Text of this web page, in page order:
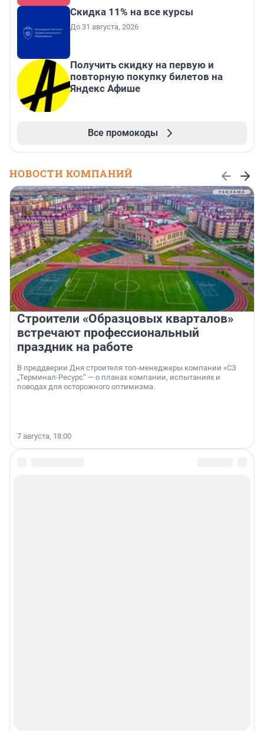
Скидка 11% на все курсы
До 31 августа, 2026
Получить скидку на первую и
повторную покупку билетов на
Яндекс Афише
Все промокоды
НОВОСТИ КОМПАНИЙ
Строители «Образцовых кварталов»
встречают профессиональный
праздник на работе
В преддверии Дня строителя топ-менеджеры компании «СЗ
„Терминал-Ресурс“ — о планах компании, испытаниях и
поводах для осторожного оптимизма.
7 августа, 18:00